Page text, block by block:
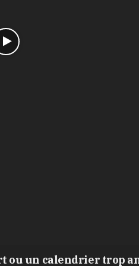
ou un calendrier trop